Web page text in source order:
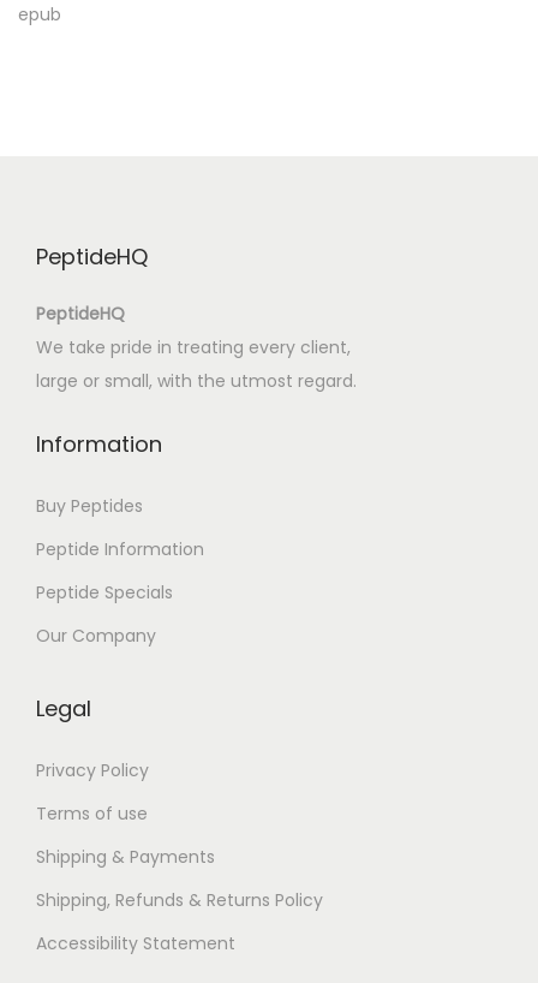
epub
PeptideHQ
PeptideHQ
We take pride in treating every client,
large or small, with the utmost regard.
Information
Buy Peptides
Peptide Information
Peptide Specials
Our Company
Legal
Privacy Policy
Terms of use
Shipping & Payments
Shipping, Refunds & Returns Policy
Accessibility Statement